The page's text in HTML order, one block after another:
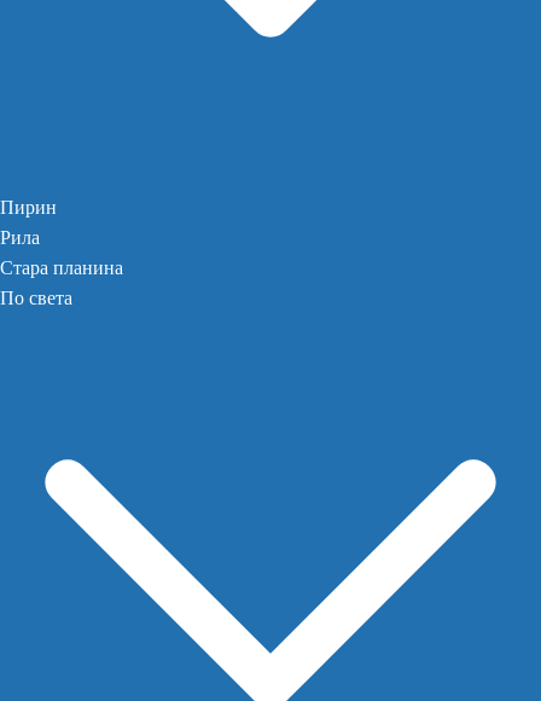
Пирин
Рила
Стара планина
По света